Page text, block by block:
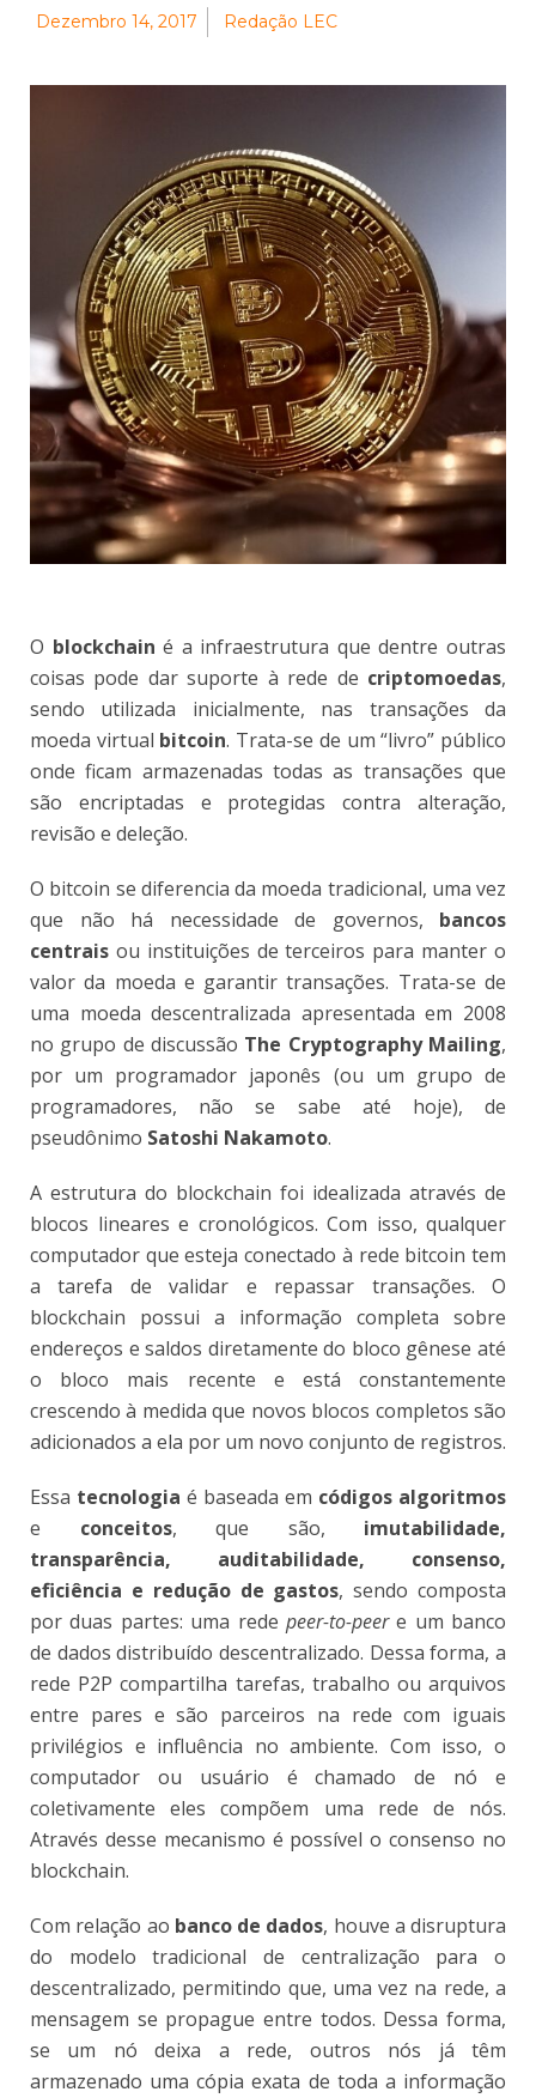
Dezembro 14, 2017 Redação LEC
O blockchain é a infraestrutura que dentre outras
coisas pode dar suporte à rede de criptomoedas,
sendo utilizada inicialmente, nas transações da
moeda virtual bitcoin. Trata-se de um “livro” público
onde ficam armazenadas todas as transações que
são encriptadas e protegidas contra alteração,
revisão e deleção.
O bitcoin se diferencia da moeda tradicional, uma vez
que não há necessidade de governos, bancos
centrais ou instituições de terceiros para manter o
valor da moeda e garantir transações. Trata-se de
uma moeda descentralizada apresentada em 2008
no grupo de discussão The Cryptography Mailing,
por um programador japonês (ou um grupo de
programadores, não se sabe até hoje), de
pseudônimo Satoshi Nakamoto.
A estrutura do blockchain foi idealizada através de
blocos lineares e cronológicos. Com isso, qualquer
computador que esteja conectado à rede bitcoin tem
a tarefa de validar e repassar transações. O
blockchain possui a informação completa sobre
endereços e saldos diretamente do bloco gênese até
o bloco mais recente e está constantemente
crescendo à medida que novos blocos completos são
adicionados a ela por um novo conjunto de registros.
Essa tecnologia é baseada em códigos algoritmos
e conceitos, que são, imutabilidade,
transparência, auditabilidade, consenso,
eficiência e redução de gastos, sendo composta
por duas partes: uma rede peer-to-peere um banco
de dados distribuído descentralizado. Dessa forma, a
rede P2P compartilha tarefas, trabalho ou arquivos
entre pares e são parceiros na rede com iguais
privilégios e influência no ambiente. Com isso, o
computador ou usuário é chamado de nó e
coletivamente eles compõem uma rede de nós.
Através desse mecanismo é possível o consenso no
blockchain.
Com relação ao banco de dados, houve a disruptura
do modelo tradicional de centralização para o
descentralizado, permitindo que, uma vez na rede, a
mensagem se propague entre todos. Dessa forma,
se um nó deixa a rede, outros nós já têm
armazenado uma cópia exata de toda a informação